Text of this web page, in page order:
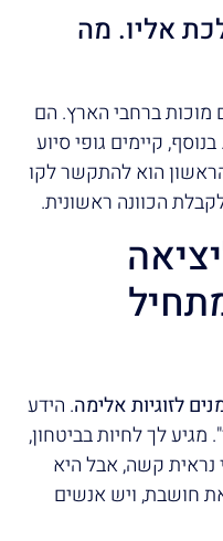
אליו. מה
ברחבי הארץ. הם
קיימים גופי סיוע
הוא להתקשר לקו
לזוגיות אלימה. הידע
מגיע לך לחיות בביטחון,
נראית קשה, אבל היא
חושבת, ויש אנשים